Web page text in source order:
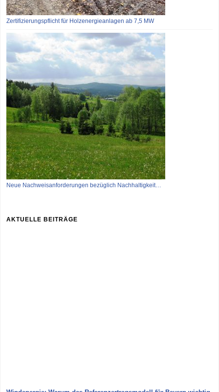
Zertifizierungspflicht für Holzenergieanlagen ab 7,5 MW
Neue Nachweisanforderungen bezüglich Nachhaltigkeit…
AKTUELLE BEITRÄGE